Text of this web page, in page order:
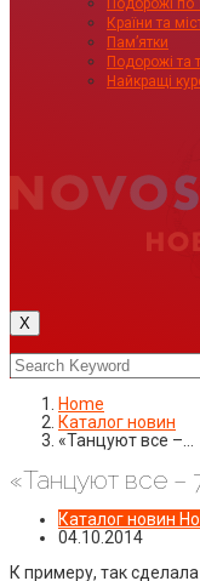
Подорожі по
Країни та
Пам’ятки
Подорожі та
Найкращі
X
Home
Каталог новин
«Танцуют все –…
«Танцуют все –
Каталог новин
04.10.2014
К примеру, так